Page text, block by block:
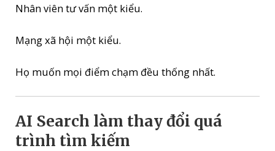
Nhân viên tư vấn một kiểu.
Mạng xã hội một kiểu.
Họ muốn mọi điểm chạm đều thống nhất.
AI Search làm thay đổi quá
trình tìm kiếm